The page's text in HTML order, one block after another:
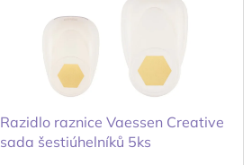
Razidlo raznice Vaessen Creative
sada šestiúhelníků 5ks